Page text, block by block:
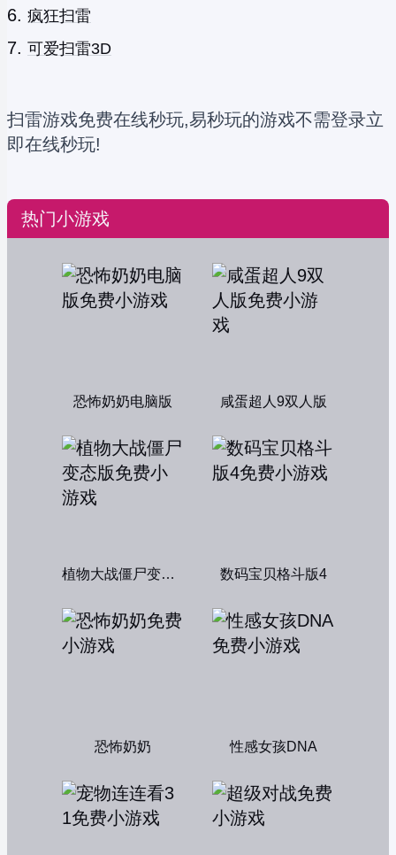
疯狂扫雷
可爱扫雷3D
扫雷游戏免费在线秒玩,易秒玩的游戏不需登录立
即在线秒玩!
热门小游戏
恐怖奶奶电脑版 咸蛋超人9双人版
植物大战僵尸变态版 数码宝贝格斗版4
恐怖奶奶 性感女孩DNA